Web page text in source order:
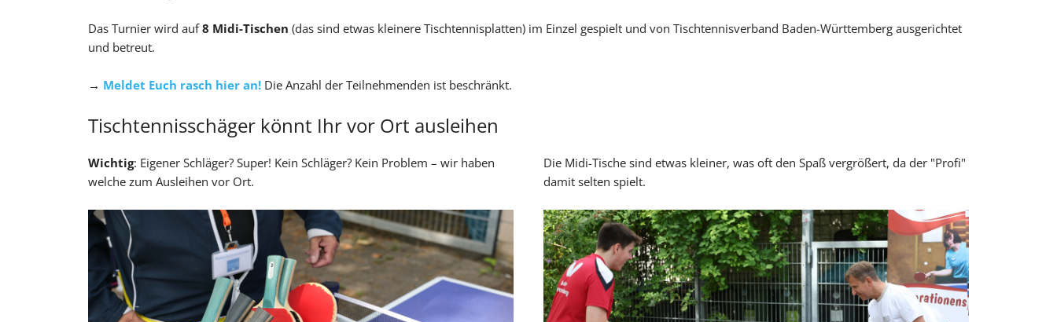
Das Turnier wird auf8 Midi-Tischen (das sind etwas kleinere Tischtennisplatten) im Einzel gespielt und von Tischtennisverband Baden-Württemberg ausgerichtet
und betreut.
→ Meldet Euch rasch hier an! Die Anzahl der Teilnehmenden ist beschränkt.
Tischtennisschäger könnt Ihr vor Ort ausleihen
Wichtig: Eigener Schläger? Super! Kein Schläger? Kein Problem – wir haben
welche zum Ausleihen vor Ort.
Die Midi-Tische sind etwas kleiner, was oft den Spaß vergrößert, da der "Profi"
damit selten spielt.